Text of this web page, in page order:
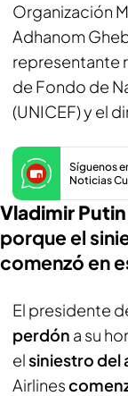
Organización
Adhanom
representante
de Fondo de
(UNICEF) y el
Síguenos
Noticias
Vladimir
porque el
comenzó en
El presidente
perdón a su
elsiniestro del
Airlines